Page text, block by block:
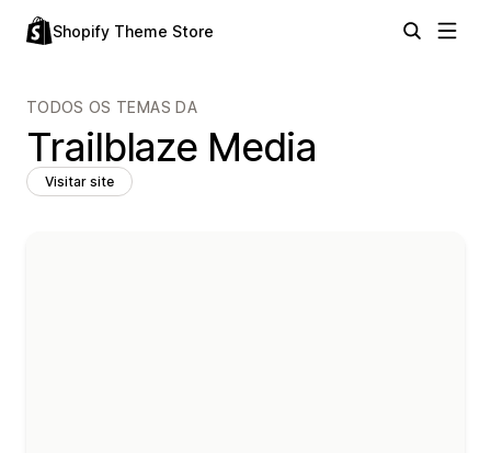
Shopify Theme Store
TODOS OS TEMAS DA
Trailblaze Media
Visitar site